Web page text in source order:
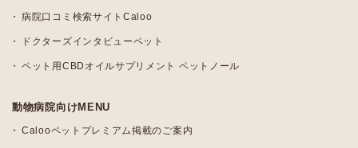
病院口コミ検索サイトCaloo
ドクターズインタビューペット
ペット用CBDオイルサプリメント ペットノール
動物病院向けMENU
Calooペットプレミアム掲載のご案内